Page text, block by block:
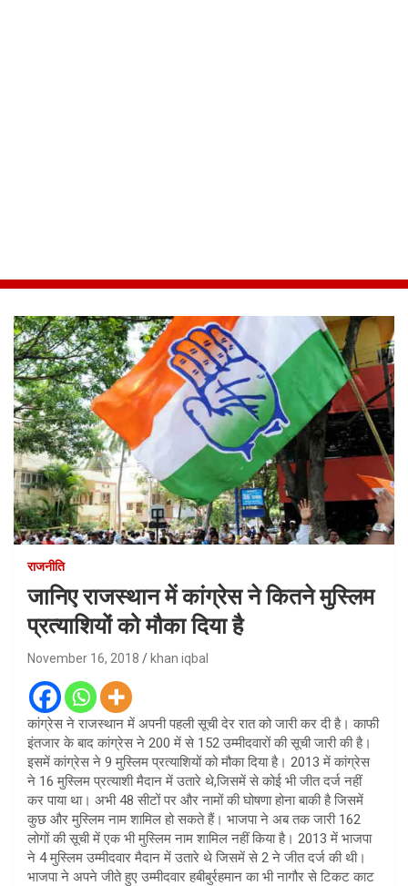
राजनीति
जानिए राजस्थान में कांग्रेस ने कितने मुस्लिम
प्रत्याशियों को मौका दिया है
November 16, 2018 khan iqbal
कांग्रेस ने राजस्थान में अपनी पहली सूची देर रात को जारी कर दी है। काफी
इंतजार के बाद कांग्रेस ने 200 में से 152 उम्मीदवारों की सूची जारी की है।
इसमें कांग्रेस ने 9 मुस्लिम प्रत्याशियों को मौका दिया है। 2013 में कांग्रेस
ने 16 मुस्लिम प्रत्याशी मैदान में उतारे थे,जिसमें से कोई भी जीत दर्ज नहीं
कर पाया था। अभी 48 सीटों पर और नामों की घोषणा होना बाकी है जिसमें
कुछ और मुस्लिम नाम शामिल हो सकते हैं। भाजपा ने अब तक जारी 162
लोगों की सूची में एक भी मुस्लिम नाम शामिल नहीं किया है। 2013 में भाजपा
ने 4 मुस्लिम उम्मीदवार मैदान में उतारे थे जिसमें से 2 ने जीत दर्ज की थी।
भाजपा ने अपने जीते हुए उम्मीदवार हबीबुर्रहमान का भी नागौर से टिकट काट